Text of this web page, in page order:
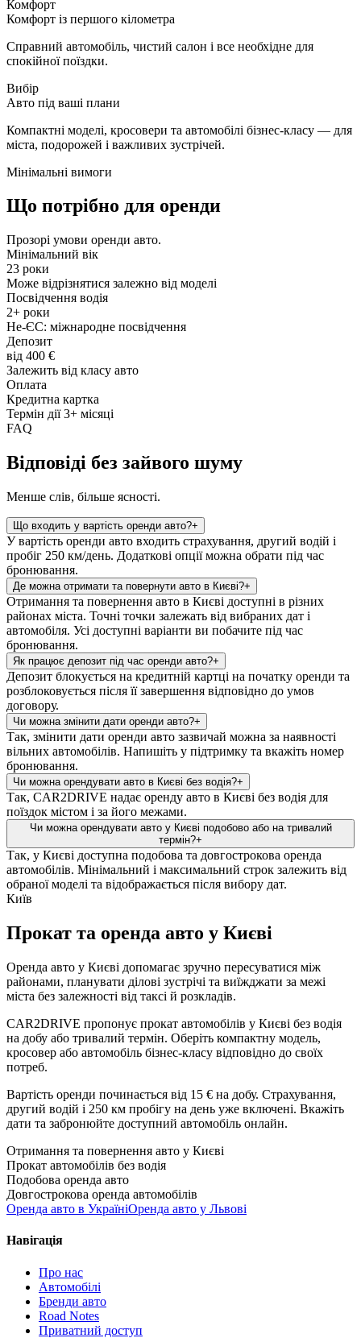
Комфорт
Комфорт із першого кілометра
Справний автомобіль, чистий салон і все необхідне для
спокійної поїздки.
Вибір
Авто під ваші плани
Компактні моделі, кросовери та автомобілі бізнес-класу — для
міста, подорожей і важливих зустрічей.
Мінімальні вимоги
Що потрібно для оренди
Прозорі умови оренди авто.
Мінімальний вік
23 роки
Може відрізнятися залежно від моделі
Посвідчення водія
2+ роки
Не-ЄС: міжнародне посвідчення
Депозит
від 400 €
Залежить від класу авто
Оплата
Кредитна картка
Термін дії 3+ місяці
FAQ
Відповіді без зайвого шуму
Менше слів, більше ясності.
Що входить у вартість оренди авто?+
У вартість оренди авто входить страхування, другий водій і
пробіг 250 км/день. Додаткові опції можна обрати під час
бронювання.
Де можна отримати та повернути авто в Києві?+
Отримання та повернення авто в Києві доступні в різних
районах міста. Точні точки залежать від вибраних дат і
автомобіля. Усі доступні варіанти ви побачите під час
бронювання.
Як працює депозит під час оренди авто?+
Депозит блокується на кредитній картці на початку оренди та
розблоковується після її завершення відповідно до умов
договору.
Чи можна змінити дати оренди авто?+
Так, змінити дати оренди авто зазвичай можна за наявності
вільних автомобілів. Напишіть у підтримку та вкажіть номер
бронювання.
Чи можна орендувати авто в Києві без водія?+
Так, CAR2DRIVE надає оренду авто в Києві без водія для
поїздок містом і за його межами.
Чи можна орендувати авто у Києві подобово або на тривалий
термін?+
Так, у Києві доступна подобова та довгострокова оренда
автомобілів. Мінімальний і максимальний строк залежить від
обраної моделі та відображається після вибору дат.
Київ
Прокат та оренда авто у Києві
Оренда авто у Києві допомагає зручно пересуватися між
районами, планувати ділові зустрічі та виїжджати за межі
міста без залежності від таксі й розкладів.
CAR2DRIVE пропонує прокат автомобілів у Києві без водія
на добу або тривалий термін. Оберіть компактну модель,
кросовер або автомобіль бізнес-класу відповідно до своїх
потреб.
Вартість оренди починається від 15 € на добу. Страхування,
другий водій і 250 км пробігу на день уже включені. Вкажіть
дати та забронюйте доступний автомобіль онлайн.
Отримання та повернення авто у Києві
Прокат автомобілів без водія
Подобова оренда авто
Довгострокова оренда автомобілів
Оренда авто в УкраїніОренда авто у Львові
Навігація
Про нас
Автомобілі
Бренди авто
Road Notes
Приватний доступ